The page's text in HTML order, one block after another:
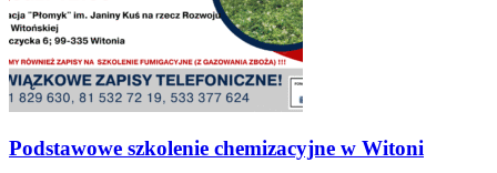
Podstawowe szkolenie chemizacyjne w Witoni